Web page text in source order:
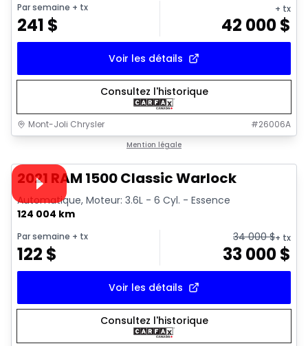
Par semaine + tx
241 $
+ tx
42 000$
Voir les détails
Consultez l'historique
Mont-Joli Chrysler #26006A
Mention légale
Vidéo disponible
2021 RAM 1500 Classic Warlock
Automatique, Moteur: 3.6L - 6 Cyl. - Essence
124 004 km
Par semaine + tx
122 $
34 000$+ tx
33 000$
Voir les détails
Consultez l'historique